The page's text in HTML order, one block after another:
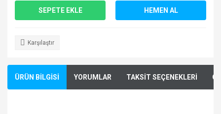
SEPETE EKLE HEMEN AL
Karşılaştır
ÜRÜN BİLGİSİ YORUMLAR TAKSİT SEÇENEKLERİ